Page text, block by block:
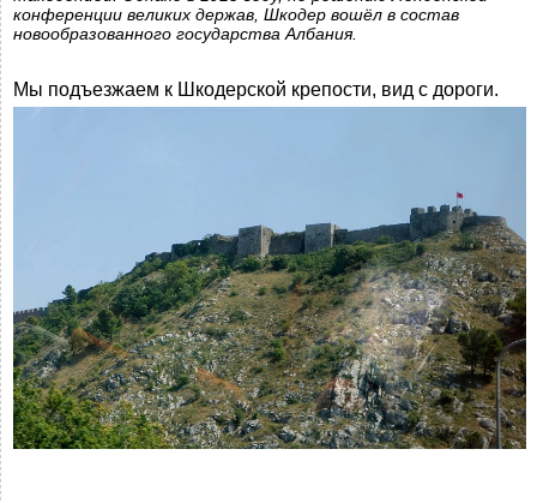
конференции великих держав, Шкодер вошёл в состав
новообразованного государства Албания.
Мы подъезжаем к Шкодерской крепости, вид с дороги.